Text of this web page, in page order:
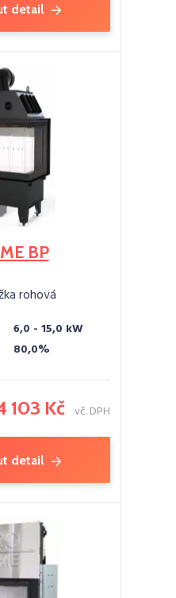
detail
BP
rohová
6,0 - 15,0 kW
80,0%
103 Kč vč. DPH
detail